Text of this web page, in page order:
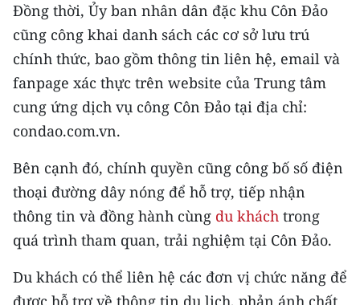
Media Y tế
Media Khoa học - Công nghệ
Media Môi trường
Ảnh
TIN MỚI
TIN ĐỊA PHƯƠNG
Trung du và miền núi phía Bắc
Đồng thời, Ủy ban nhân dân đặc khu Côn Đảo
cũng công khai danh sách các cơ sở lưu trú
chính thức, bao gồm thông tin liên hệ, email và
fanpage xác thực trên website của Trung tâm
cung ứng dịch vụ công Côn Đảo tại địa chỉ:
condao.com.vn.
Bên cạnh đó, chính quyền cũng công bố số điện
thoại đường dây nóng để hỗ trợ, tiếp nhận
thông tin và đồng hành cùng du khách trong
quá trình tham quan, trải nghiệm tại Côn Đảo.
Du khách có thể liên hệ các đơn vị chức năng để